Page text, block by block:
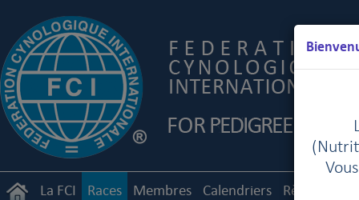
La FCI Races Membres Calendriers Règlements